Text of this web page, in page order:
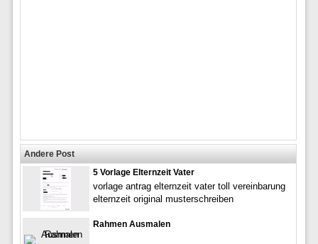
Andere Post
5 Vorlage Elternzeit Vater
vorlage antrag elternzeit vater toll vereinbarung
elternzeit original musterschreiben
Rahmen Ausmalen